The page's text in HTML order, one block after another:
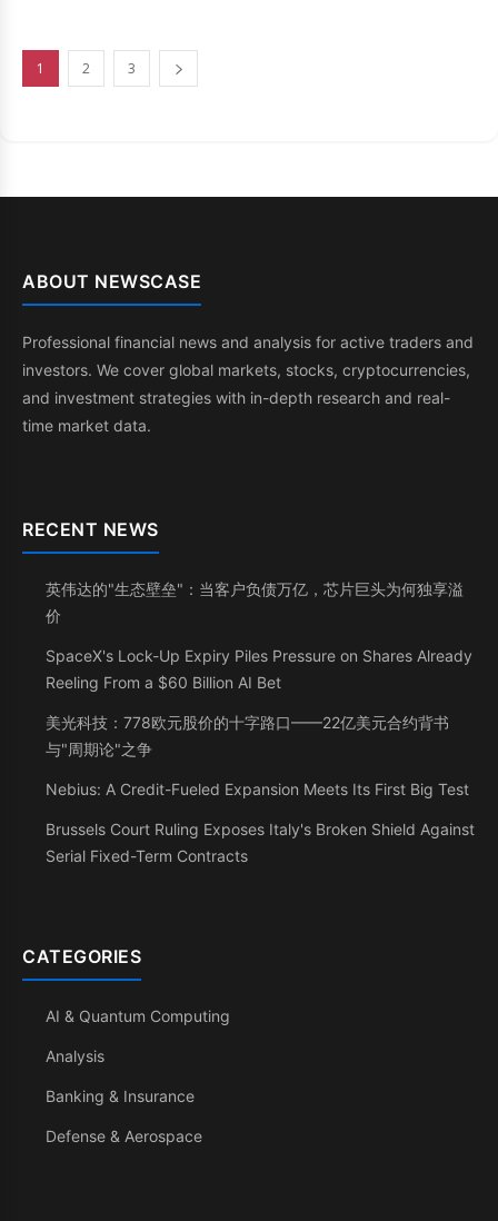
1 2 3
ABOUT NEWSCASE
Professional financial news and analysis for active traders and
investors. We cover global markets, stocks, cryptocurrencies,
and investment strategies with in-depth research and real-
time market data.
RECENT NEWS
英伟达的"生态壁垒"：当客户负债万亿，芯片巨头为何独享溢
价
SpaceX's Lock-Up Expiry Piles Pressure on Shares Already
Reeling From a $60 Billion AI Bet
美光科技：778欧元股价的十字路口——22亿美元合约背书
与"周期论"之争
Nebius: A Credit-Fueled Expansion Meets Its First Big Test
Brussels Court Ruling Exposes Italy's Broken Shield Against
Serial Fixed-Term Contracts
CATEGORIES
AI & Quantum Computing
Analysis
Banking & Insurance
Defense & Aerospace